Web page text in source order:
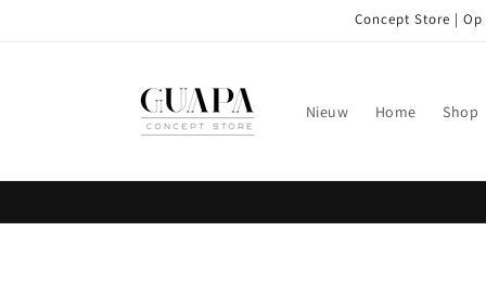
Concept Store |
Nieuw Home Shop